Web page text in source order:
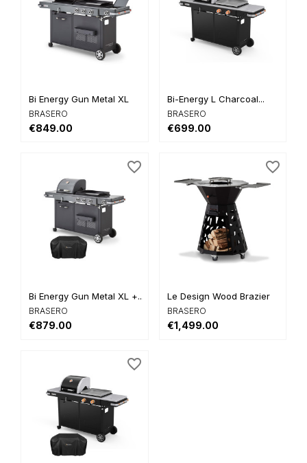
Bi Energy Gun Metal XL
BRASERO
€849.00
Bi-Energy L Charcoal...
BRASERO
€699.00
Bi Energy Gun Metal XL +...
BRASERO
€879.00
favorite_border
Le Design Wood Brazier
BRASERO
€1,499.00
favorite_border
favorite_border